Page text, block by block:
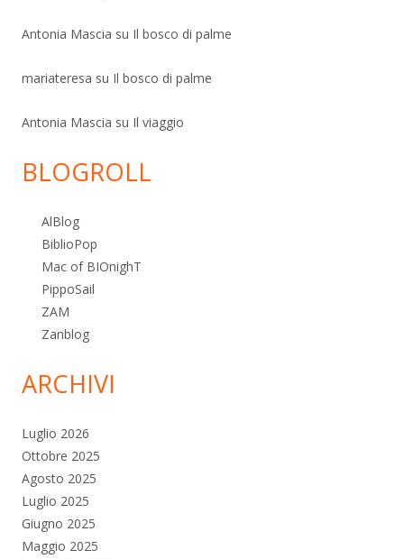
Antonia Mascia su Il bosco di palme
mariateresa su Il bosco di palme
Antonia Mascia su Il viaggio
BLOGROLL
AlBlog
BiblioPop
Mac of BIOnighT
PippoSail
ZAM
Zanblog
ARCHIVI
Luglio 2026
Ottobre 2025
Agosto 2025
Luglio 2025
Giugno 2025
Maggio 2025